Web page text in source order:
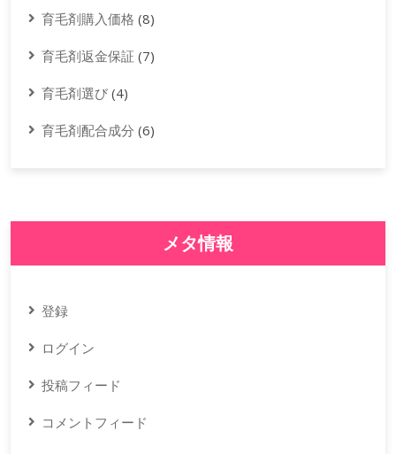
育毛剤購入価格 (8)
育毛剤返金保証 (7)
育毛剤選び (4)
育毛剤配合成分 (6)
メタ情報
登録
ログイン
投稿フィード
コメントフィード